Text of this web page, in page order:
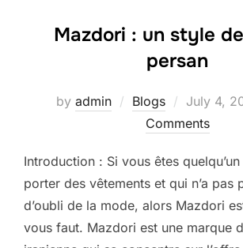
Mazdori : un style
persan
by admin Blogs
Posted
on
July 4,
Comments
Introduction : Si vous êtes
porter des vêtements et qui n’a pas
d’oubli de la mode, alors Mazdori
vous faut. Mazdori est une marque